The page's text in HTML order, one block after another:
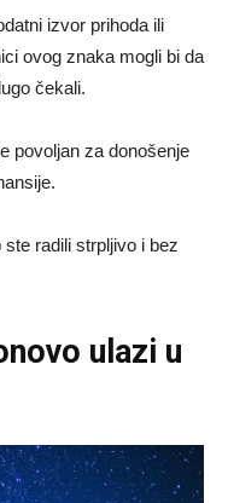
izvor prihoda ili
ovog znaka mogli bi da
čekali.
povoljan za donošenje
radili strpljivo i bez
ulazi u